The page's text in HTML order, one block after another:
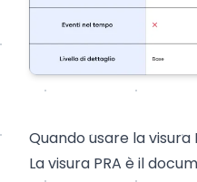
Quando usare la visura
La visura PRA è il